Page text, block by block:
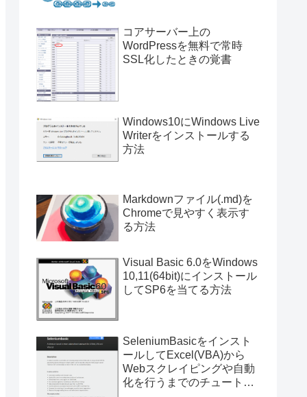
コアサーバー上の
WordPressを無料で常時
SSL化したときの覚書
Windows10にWindows Live
Writerをインストールする
方法
Markdownファイル(.md)を
Chromeで見やすく表示す
る方法
Visual Basic 6.0をWindows
10,11(64bit)にインストール
してSP6を当てる方法
SeleniumBasicをインスト
ールしてExcel(VBA)から
Webスクレイピングや自動
化を行うまでのチュートリ